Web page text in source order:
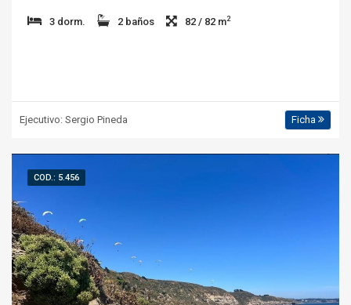
3 dorm. 2 baños 82 / 82 m2
Ejecutivo: Sergio Pineda Ficha
COD.: 5.456